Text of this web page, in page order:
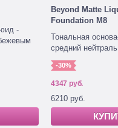
-
Beyond Matte
Foundation M8
Тональная
средний
-30%
4347 руб.
6210 руб.